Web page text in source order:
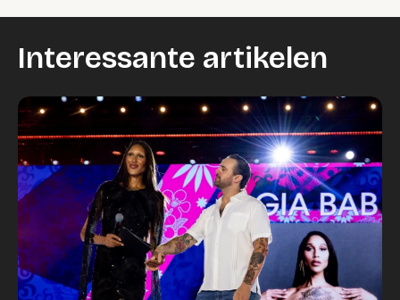
Interessante artikelen